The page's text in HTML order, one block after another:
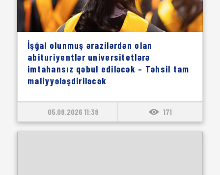
İşğal olunmuş ərazilərdən olan
abituriyentlər universitetlərə
imtahansız qəbul ediləcək – Təhsil tam
maliyyələşdiriləcək
05.08.2026 11:38 171